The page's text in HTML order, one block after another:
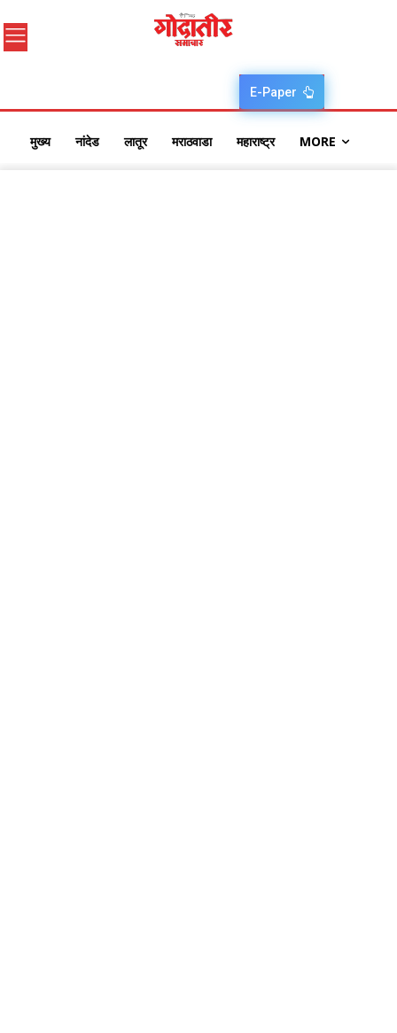
E-Paper
मुख्य नांदेड लातूर मराठवाडा महाराष्ट्र MORE